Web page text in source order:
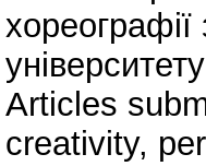
Articles
creativity,